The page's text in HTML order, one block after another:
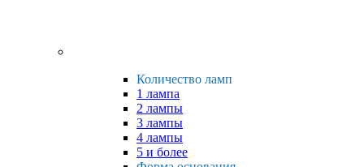
Количество ламп
1 лампа
2 лампы
3 лампы
4 лампы
5 и более